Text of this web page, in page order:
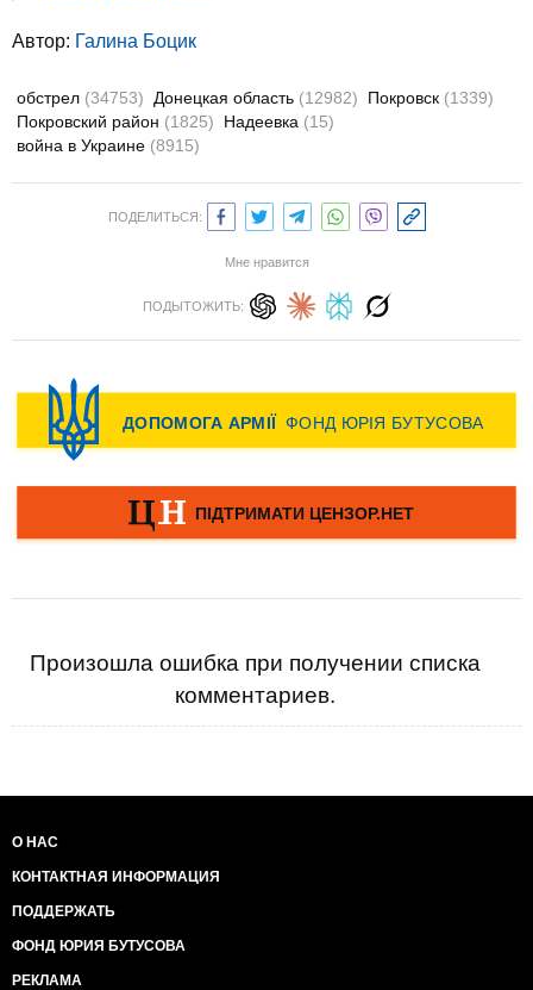
Автор: Галина Боцик
обстрел (34753) Донецкая область (12982) Покровск (1339)
Покровский район (1825) Надеевка (15)
война в Украине (8915)
ПОДЕЛИТЬСЯ:
Мне нравится
ПОДЫТОЖИТЬ:
Произошла ошибка при получении списка
комментариев.
О НАС
КОНТАКТНАЯ ИНФОРМАЦИЯ
ПОДДЕРЖАТЬ
ФОНД ЮРИЯ БУТУСОВА
РЕКЛАМА